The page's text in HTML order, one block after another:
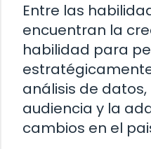
Entre las
encuentran la
habilidad para
análisis de
audiencia y la
cambios en el